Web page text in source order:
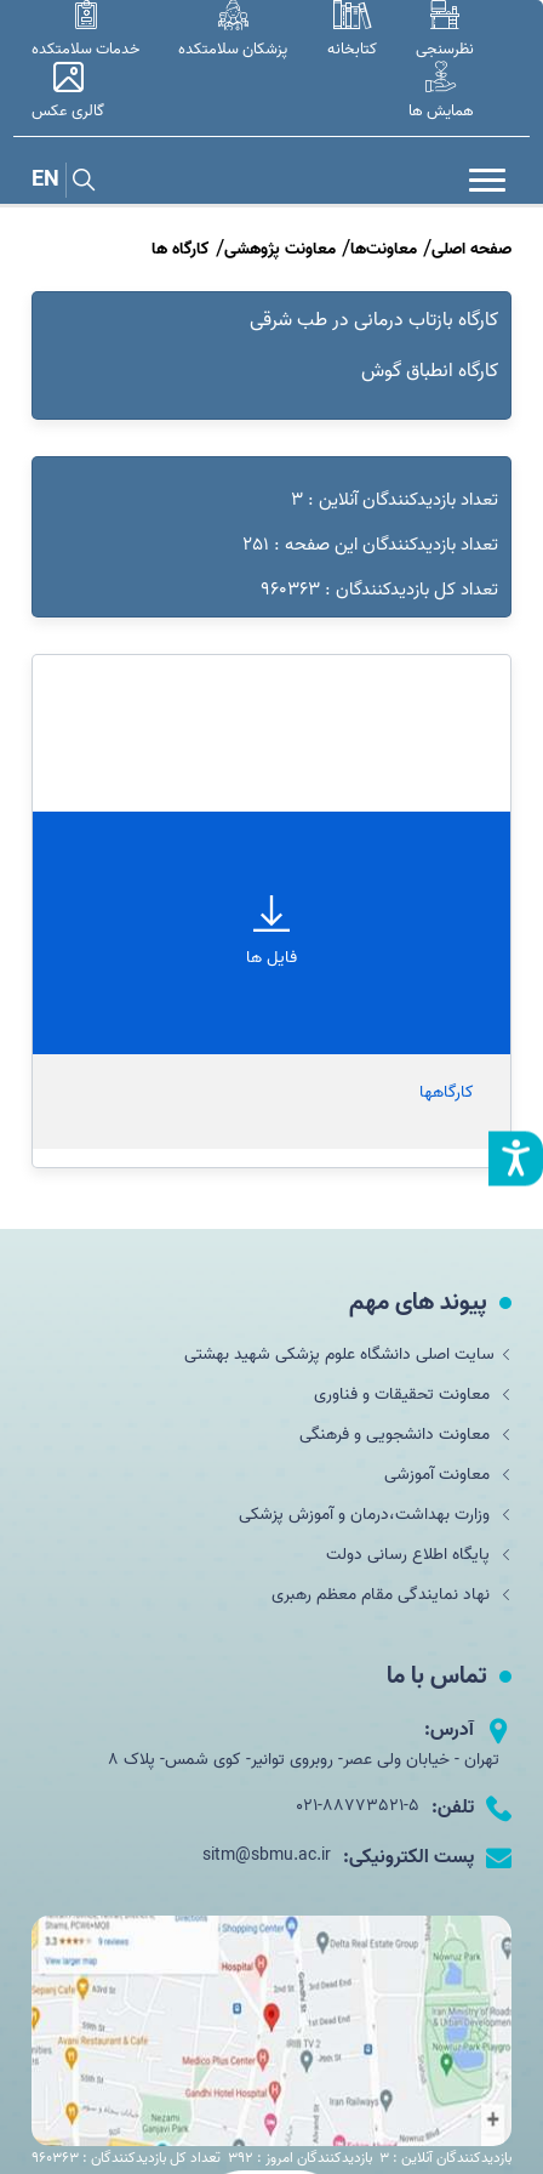
نظرسنجی کتابخانه پزشکان سلامتکده خدمات سلامتکده
همایش ها گالری عکس
EN
صفحه اصلی معاونت‌ها معاونت پژوهشی کارگاه ها
کارگاه بازتاب درمانی در طب شرقی
کارگاه انطباق گوش
تعداد بازدیدکنندگان آنلاین : 3
تعداد بازدیدکنندگان این صفحه : 251
تعداد کل بازدیدکنندگان : 960363
فایل ها
کارگاهها
پیوند های مهم
سایت اصلی دانشگاه علوم پزشکی شهید بهشتی
معاونت تحقیقات و فناوری
معاونت دانشجویی و فرهنگی
معاونت آموزشی
وزارت بهداشت،درمان و آموزش پزشکی
پایگاه اطلاع رسانی دولت
نهاد نمایندگی مقام معظم رهبری
تماس با ما
آدرس:
تهران - خیابان ولی عصر- روبروی توانیر- کوی شمس- پلاک 8
تلفن: 021-88773521-5
پست الکترونیکی: sitm@sbmu.ac.ir
بازدیدکنندگان آنلاین : 3 بازدیدکنندگان امروز : 392
تعداد کل بازدیدکنندگان : 960363